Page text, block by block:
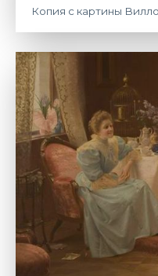
Копия с картины